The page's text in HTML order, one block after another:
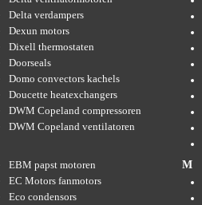
Delta verdampers
Dexun motors
Dixell thermostaten
Doorseals
Domo convectors kachels
Doucette heatexchangers
DWM Copeland compressoren
DWM Copeland ventilatoren
EBM papst motoren
EC Motors fanmotors
Eco condensors
M